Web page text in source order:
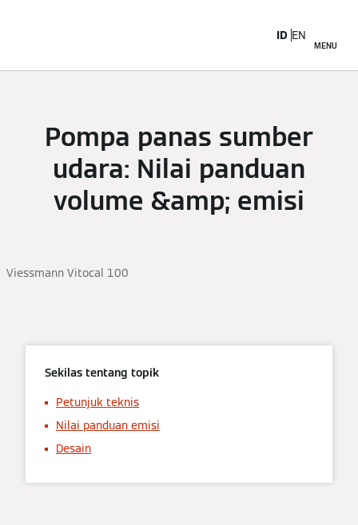
MENU
ID EN
Pompa panas sumber
udara: Nilai panduan
volume &amp; emisi
Viessmann Vitocal 100
Sekilas tentang topik
Petunjuk teknis
Nilai panduan emisi
Desain